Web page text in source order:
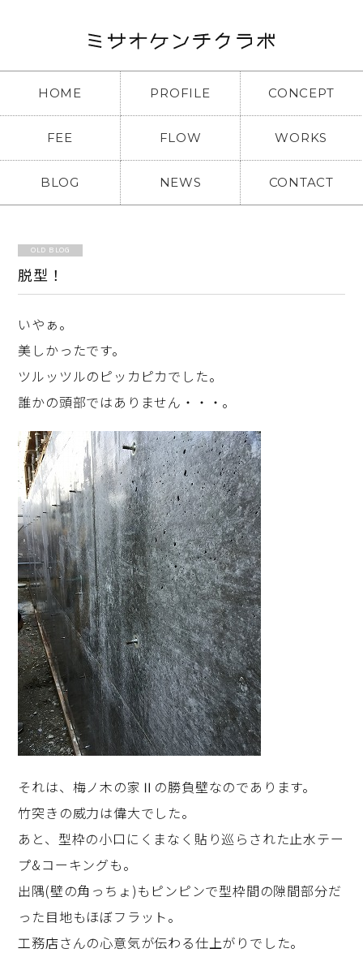
HOME PROFILE CONCEPT
FEE FLOW WORKS
BLOG NEWS CONTACT
OLD BLOG
脱型！
いやぁ。
美しかったです。
ツルッツルのピッカピカでした。
誰かの頭部ではありません・・・。
それは、梅ノ木の家Ⅱの勝負壁なのであります。
竹突きの威力は偉大でした。
あと、型枠の小口にくまなく貼り巡らされた止水テー
プ&コーキングも。
出隅(壁の角っちょ)もピンピンで型枠間の隙間部分だ
った目地もほぼフラット。
工務店さんの心意気が伝わる仕上がりでした。